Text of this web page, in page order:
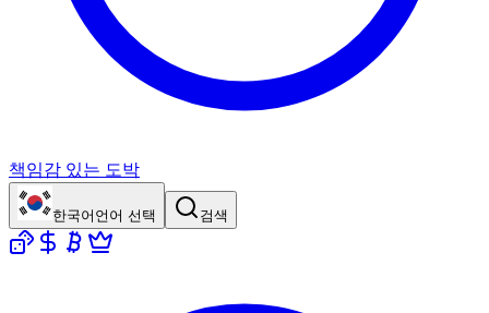
책임감 있는 도박
한국어 언어 선택 검색